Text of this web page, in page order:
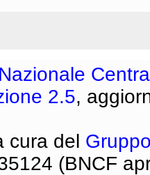
2.5,
cura del
(BNCF